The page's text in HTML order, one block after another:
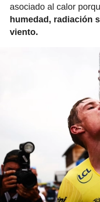
asociado al calor
humedad, radiación
viento.